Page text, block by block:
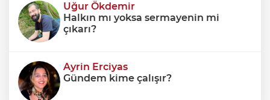
Uğur Ökdemir
Halkın mı yoksa sermayenin mi
çıkarı?
Ayrin Erciyas
Gündem kime çalışır?